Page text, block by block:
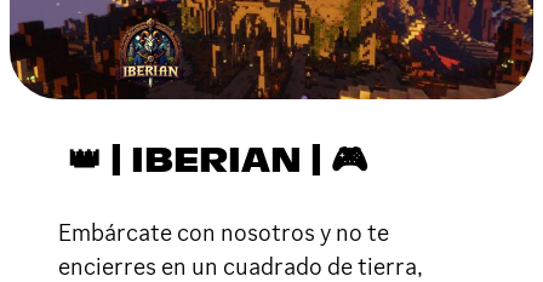
👑 | IBERIAN | 🎮
Embárcate con nosotros y no te
encierres en un cuadrado de tierra,